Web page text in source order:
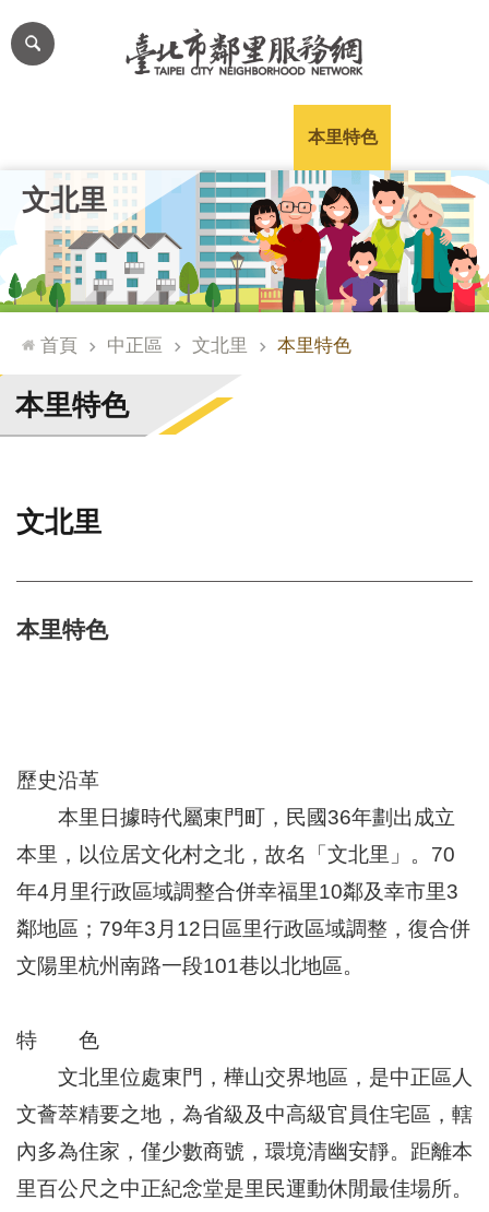
跳到主要內容區塊
網
站
台
通
臺
北
市
門
整
檢
索
局
資
產
北
市
區
界
說
北
市
鄰
長
文北里
本里特色
首頁 中正區 文北里 本里特色
本里特色
文北里
本里特色
歷史沿革
本里日據時代屬東門町，民國36年劃出成立
本里，以位居文化村之北，故名「文北里」。70
年4月里行政區域調整合併幸福里10鄰及幸市里3
鄰地區；79年3月12日區里行政區域調整，復合併
文陽里杭州南路一段101巷以北地區。
特 色
文北里位處東門，樺山交界地區，是中正區人
文薈萃精要之地，為省級及中高級官員住宅區，轄
內多為住家，僅少數商號，環境清幽安靜。距離本
里百公尺之中正紀念堂是里民運動休閒最佳場所。